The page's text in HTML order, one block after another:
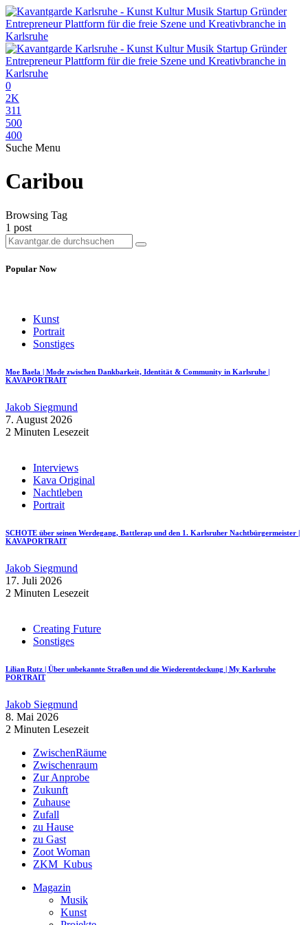
0
2K
311
500
400
Suche Menu
Caribou
Browsing Tag
1 post
Popular Now
Kunst
Portrait
Sonstiges
Moe Baela | Mode zwischen Dankbarkeit, Identität & Community in Karlsruhe |
KAVAPORTRAIT
Jakob Siegmund
7. August 2026
2 Minuten Lesezeit
Interviews
Kava Original
Nachtleben
Portrait
SCHOTE über seinen Werdegang, Battlerap und den 1. Karlsruher Nachtbürgermeister |
KAVAPORTRAIT
Jakob Siegmund
17. Juli 2026
2 Minuten Lesezeit
Creating Future
Sonstiges
Lilian Rutz | Über unbekannte Straßen und die Wiederentdeckung | My Karlsruhe
PORTRAIT
Jakob Siegmund
8. Mai 2026
2 Minuten Lesezeit
ZwischenRäume
Zwischenraum
Zur Anprobe
Zukunft
Zuhause
Zufall
zu Hause
zu Gast
Zoot Woman
ZKM_Kubus
Magazin
Musik
Kunst